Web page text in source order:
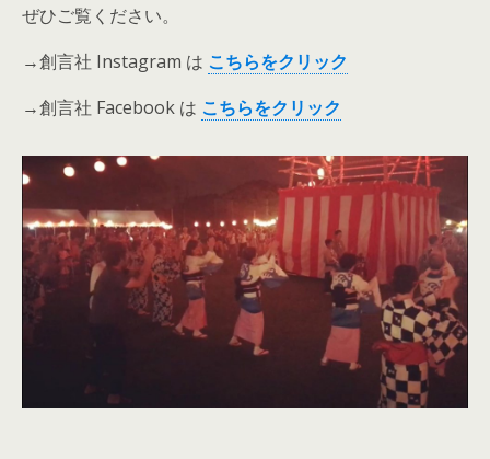
ぜひご覧ください。
→創言社 Instagram は こちらをクリック
→創言社 Facebook は こちらをクリック